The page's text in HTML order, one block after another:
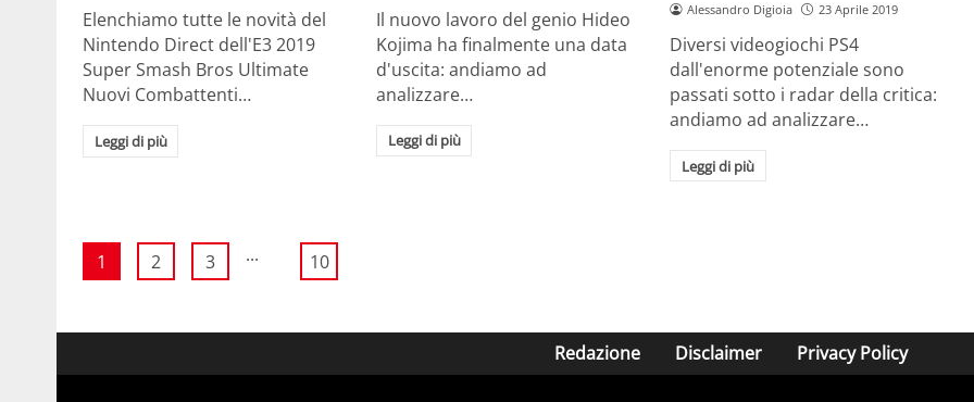
Elenchiamo tutte le novità del
Nintendo Direct dell'E3 2019
Super Smash Bros Ultimate
Nuovi Combattenti…
Leggi di più
Il nuovo lavoro del genio Hideo
Kojima ha finalmente una data
d'uscita: andiamo ad
analizzare…
Leggi di più
Alessandro Digioia 23 Aprile 2019
Diversi videogiochi PS4
dall'enorme potenziale sono
passati sotto i radar della critica:
andiamo ad analizzare…
Leggi di più
1 2 3 ... 10
Redazione Disclaimer Privacy Policy